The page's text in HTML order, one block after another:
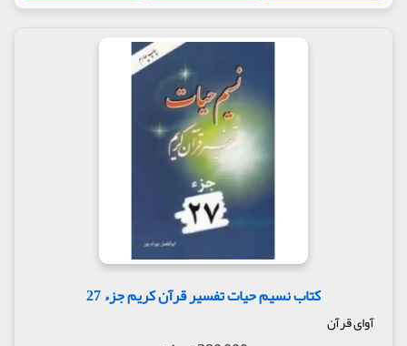
کتاب نسیم حیات تفسیر قرآن کریم جزء 27
آوای قرآن